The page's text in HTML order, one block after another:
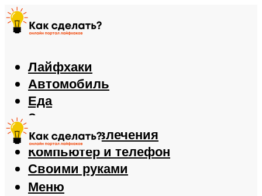
Лайфхаки
Автомобиль
Еда
Здоровье
Игры и развлечения
Компьютер и телефон
Своими руками
Меню